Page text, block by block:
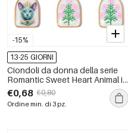
-15%
13-25 GIORNI
Ciondoli da donna della serie
Romantic Sweet Heart Animal in
acciaio inossidabile
impermeabile color oro.
€0,68 €0,80
Ordine min. di 3 pz.